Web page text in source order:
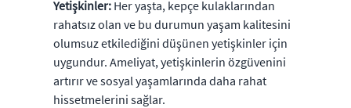
Yetişkinler: Her yaşta, kepçe kulaklarından
rahatsız olan ve bu durumun yaşam kalitesini
olumsuz etkilediğini düşünen yetişkinler için
uygundur. Ameliyat, yetişkinlerin özgüvenini
artırır ve sosyal yaşamlarında daha rahat
hissetmelerini sağlar.